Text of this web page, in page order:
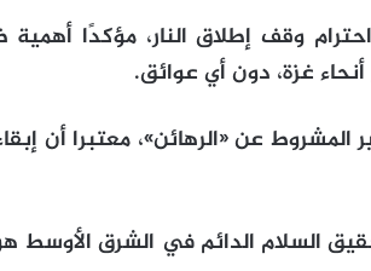
وقف إطلاق النار، مؤكدًا
غزة، دون أي عوائق.
المشروط عن «الرهائن»، معتبرا أن
السلام الدائم في الشرق الأوسط